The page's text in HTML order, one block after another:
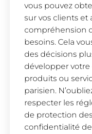
vous pouvez
sur vos clients et
compréhension
besoins. Cela
des décisions
développer
produits ou
parisien.
respecter les
de protection
confidentialité